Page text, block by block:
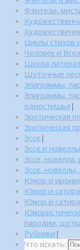
Фэнтези,
Циклы стихов
Человек и
Школа
Шуточные
Эпиграммы,
Эпиграммы,
одностишья |
Эротическая
Эротическая
Эссе |
Эссе и новеллы
Эссе, новелла,
Эссе, новеллы,
Юмор и
Юмор и сатира
Юмор и
пародии,
Рубрики |
Что искать: